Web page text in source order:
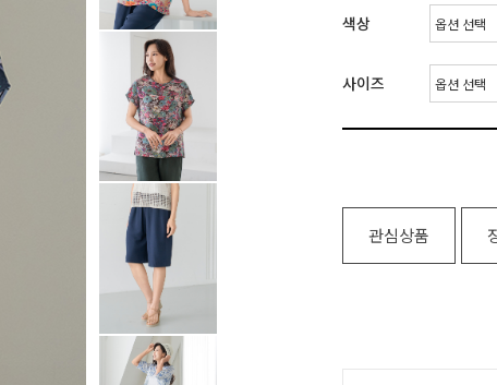
색상
사이즈
관심상품